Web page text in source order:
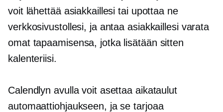
voit lähettää asiakkaillesi tai upottaa ne
verkkosivustollesi, ja antaa asiakkaillesi varata
omat tapaamisensa, jotka lisätään sitten
kalenteriisi.
Calendlyn avulla voit asettaa aikataulut
automaattiohjaukseen, ja se tarjoaa